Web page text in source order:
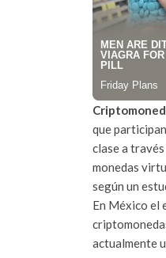
que
clase a
monedas
según un
En México el
actualmente